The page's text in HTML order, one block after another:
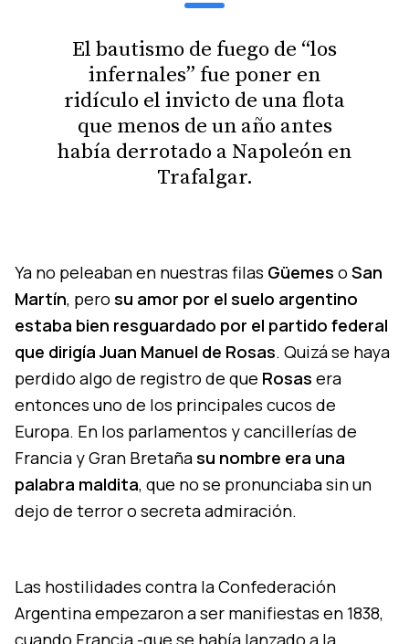
El bautismo de fuego de “los
infernales” fue poner en
ridículo el invicto de una flota
que menos de un año antes
había derrotado a Napoleón en
Trafalgar.
Ya no peleaban en nuestras filas Güemes o San
Martín, pero su amor por el suelo argentino
estaba bien resguardado por el partido federal
que dirigía Juan Manuel de Rosas. Quizá se haya
perdido algo de registro de que Rosas era
entonces uno de los principales cucos de
Europa. En los parlamentos y cancillerías de
Francia y Gran Bretañasu nombre era una
palabra maldita, que no se pronunciaba sin un
dejo de terror o secreta admiración.
Las hostilidades contra la Confederación
Argentina empezaron a ser manifiestas en 1838,